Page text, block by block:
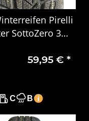
Pirelli
SottoZero 3
59,95 €*
C B